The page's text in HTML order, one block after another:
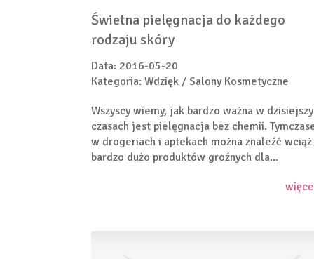
Świetna pielęgnacja do każdego
rodzaju skóry
Data: 2016-05-20
Kategoria: Wdzięk / Salony Kosmetyczne
Wszyscy wiemy, jak bardzo ważna w
czasach jest pielęgnacja bez chemii.
w drogeriach i aptekach można znaleźć wciąż
bardzo dużo produktów groźnych dla...